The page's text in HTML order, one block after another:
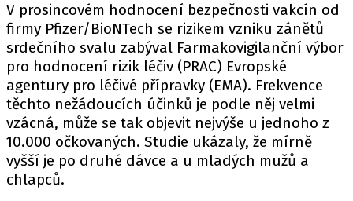
V prosincovém hodnocení bezpečnosti vakcín od
firmy Pfizer/BioNTech se rizikem vzniku zánětů
srdečního svalu zabýval Farmakovigilanční výbor
pro hodnocení rizik léčiv (PRAC) Evropské
agentury pro léčivé přípravky (EMA). Frekvence
těchto nežádoucích účinků je podle něj velmi
vzácná, může se tak objevit nejvýše u jednoho z
10.000 očkovaných. Studie ukázaly, že mírně
vyšší je po druhé dávce a u mladých mužů a
chlapců.